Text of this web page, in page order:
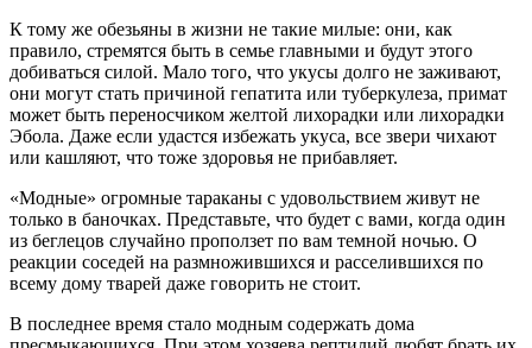
К тому же обезьяны в жизни не такие милые: они, как
правило, стремятся быть в семье главными и будут этого
добиваться силой. Мало того, что укусы долго не заживают,
они могут стать причиной гепатита или туберкулеза, примат
может быть переносчиком желтой лихорадки или лихорадки
Эбола. Даже если удастся избежать укуса, все звери чихают
или кашляют, что тоже здоровья не прибавляет.
«Модные» огромные тараканы с удовольствием живут не
только в баночках. Представьте, что будет с вами, когда один
из беглецов случайно проползет по вам темной ночью. О
реакции соседей на размножившихся и расселившихся по
всему дому тварей даже говорить не стоит.
В последнее время стало модным содержать дома